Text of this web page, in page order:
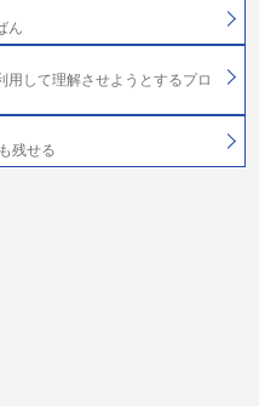
ん
して理解させようとするプロ
残せる